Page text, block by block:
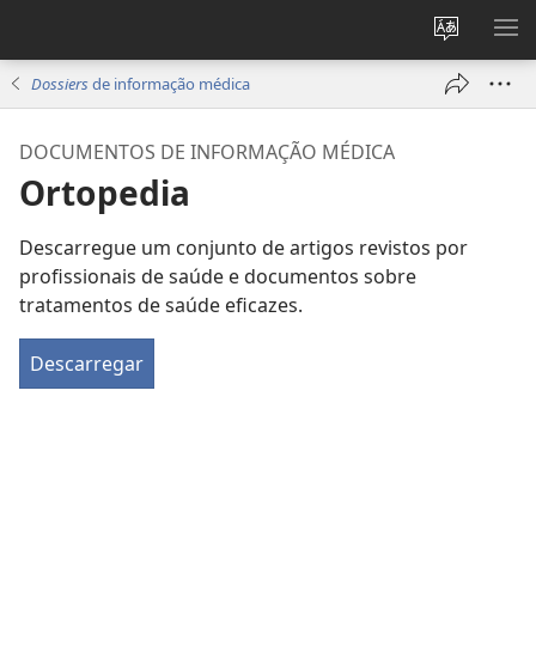
Alterar
a
língua
Dossiersde informação médica
DOCUMENTOS DE INFORMAÇÃO MÉDICA
Ortopedia
Descarregue um conjunto de artigos revistos por
profissionais de saúde e documentos sobre
tratamentos de saúde eficazes.
Descarregar